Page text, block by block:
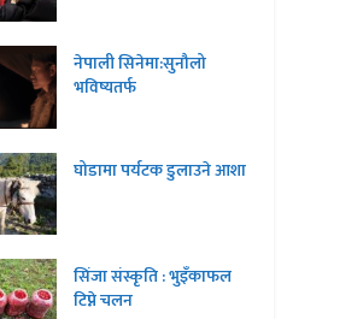
नेपाली सिनेमा:सुनौलो
भविष्यतर्फ
घोडामा पर्यटक डुलाउने आशा
सिंजा संस्कृति : भुइँकाफल
टिप्ने चलन